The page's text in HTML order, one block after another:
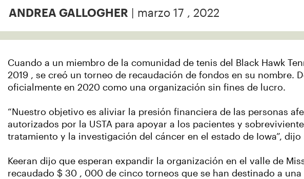
ANDREA GALLOGHER | marzo 17 , 2022
Cuando a un miembro de la comunidad de tenis del Black Hawk
2019 , se creó un torneo de recaudación de fondos en su nombre.
oficialmente en 2020 como una organización sin fines de lucro.
“Nuestro objetivo es aliviar la presión financiera de las personas
autorizados por la USTA para apoyar a los pacientes y
tratamiento y la investigación del cáncer en el estado de Iowa”,
Keeran dijo que esperan expandir la organización en el valle de
recaudado $ 30 , 000 de cinco torneos que se han destinado a